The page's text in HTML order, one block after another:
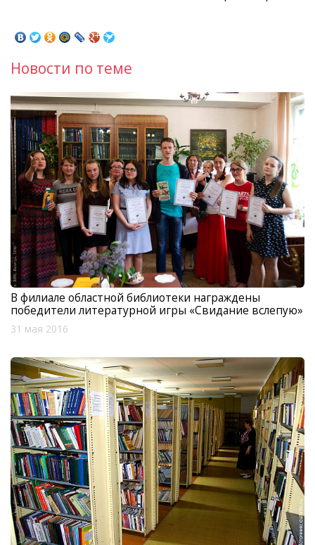
Новости по теме
В филиале областной библиотеки награждены
победители литературной игры «Свидание вслепую»
31 мая 2016